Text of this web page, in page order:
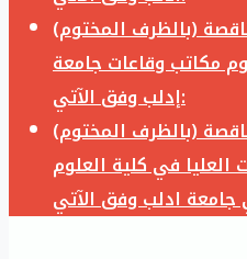
(بالظرف المختوم)
مكاتب وقاعات جامعة
إدلب وفق الآتي:
(بالظرف المختوم)
العليا في كلية العلوم